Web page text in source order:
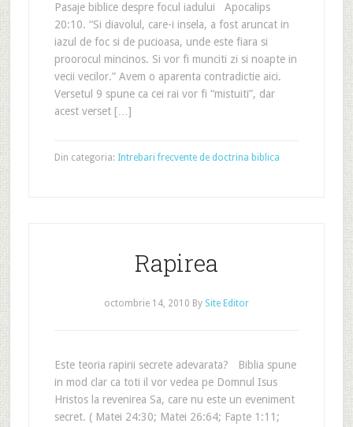
Pasaje biblice despre focul iadului Apocalips
20:10. “Si diavolul, care-i insela, a fost aruncat in
iazul de foc si de pucioasa, unde este fiara si
proorocul mincinos. Si vor fi munciti zi si noapte in
vecii vecilor.” Avem o aparenta contradictie aici.
Versetul 9 spune ca cei rai vor fi “mistuiti”, dar
acest verset […]
Din categoria: Intrebari frecvente de doctrina biblica
Rapirea
octombrie 14, 2010 By Site Editor
Este teoria rapirii secrete adevarata? Biblia spune
in mod clar ca toti il vor vedea pe Domnul Isus
Hristos la revenirea Sa, care nu este un eveniment
secret. ( Matei 24:30; Matei 26:64; Fapte 1:11;